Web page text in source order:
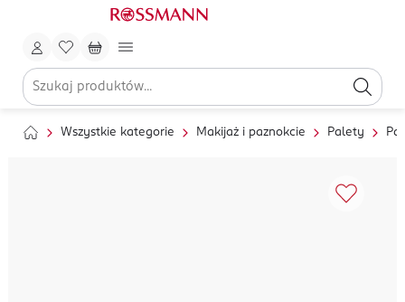
Wszystkie kategorie Makijaż i paznokcie Palety